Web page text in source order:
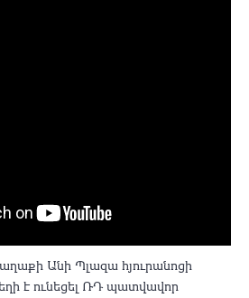
Անի Պլազա հյուրանոցի
է ունեցել ՌԴ պատվավոր